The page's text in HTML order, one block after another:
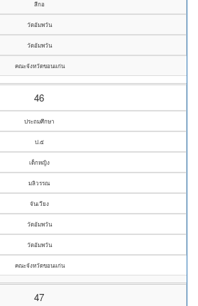
สีกอ
วัดอัมพวัน
วัดอัมพวัน
คณะจังหวัดขอนแก่น
46
ประถมศึกษา
ป.๕
เด็กหญิง
มลิวรรณ
จันเวียง
วัดอัมพวัน
วัดอัมพวัน
คณะจังหวัดขอนแก่น
47